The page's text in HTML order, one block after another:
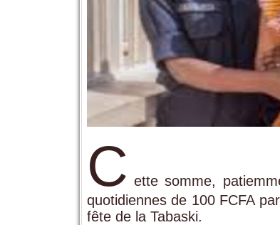
C ette somme,
quotidiennes de 100 FCFA
fête de la Tabaski.